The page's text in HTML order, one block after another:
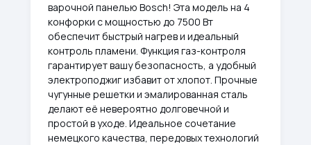
варочной панелью Bosch! Эта модель на 4
конфорки с мощностью до 7500 Вт
обеспечит быстрый нагрев и идеальный
контроль пламени. Функция газ-контроля
гарантирует вашу безопасность, а удобный
электроподжиг избавит от хлопот. Прочные
чугунные решетки и эмалированная сталь
делают её невероятно долговечной и
простой в уходе. Идеальное сочетание
немецкого качества, передовых технологий